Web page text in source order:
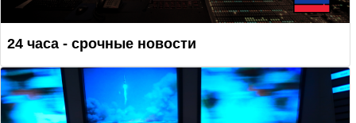
24 часа - срочные новости